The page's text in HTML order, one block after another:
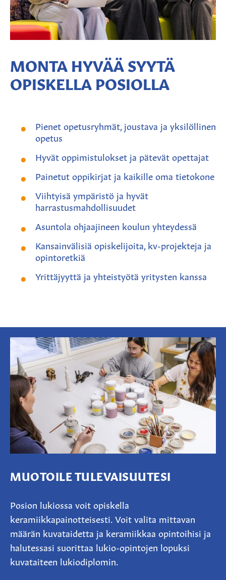
MONTA HYVÄÄ SYYTÄ
OPISKELLA POSIOLLA
Pienet opetusryhmät, joustava ja yksilöllinen
opetus
Hyvät oppimistulokset ja pätevät opettajat
Painetut oppikirjat ja kaikille oma tietokone
Viihtyisä ympäristö ja hyvät
harrastusmahdollisuudet
Asuntola ohjaajineen koulun yhteydessä
Kansainvälisiä opiskelijoita, kv-projekteja ja
opintoretkiä
Yrittäjyyttä ja yhteistyötä yritysten kanssa
MUOTOILE TULEVAISUUTESI
Posion lukiossa voit opiskella
keramiikkapainotteisesti. Voit valita mittavan
määrän kuvataidetta ja keramiikkaa opintoihisi ja
halutessasi suorittaa lukio-opintojen lopuksi
kuvataiteen lukiodiplomin.